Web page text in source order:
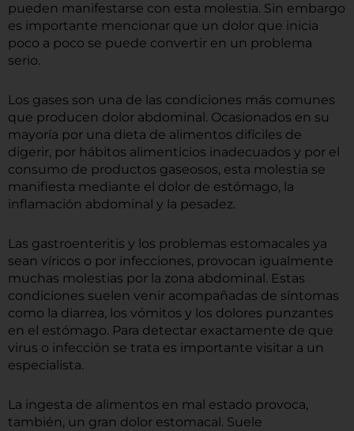
pueden manifestarse con esta molestia. Sin embargo
es importante mencionar que un dolor que inicia
poco a poco se puede convertir en un problema
serio.
Los gases son una de las condiciones más comunes
que producen dolor abdominal. Ocasionados en su
mayoría por una dieta de alimentos difíciles de
digerir, por hábitos alimenticios inadecuados y por el
consumo de productos gaseosos, esta molestia se
manifiesta mediante el dolor de estómago, la
inflamación abdominal y la pesadez.
Las gastroenteritis y los problemas estomacales ya
sean víricos o por infecciones, provocan igualmente
muchas molestias por la zona abdominal. Estas
condiciones suelen venir acompañadas de síntomas
como la diarrea, los vómitos y los dolores punzantes
en el estómago. Para detectar exactamente de que
virus o infección se trata es importante visitar a un
especialista.
La ingesta de alimentos en mal estado provoca,
también, un gran dolor estomacal. Suele